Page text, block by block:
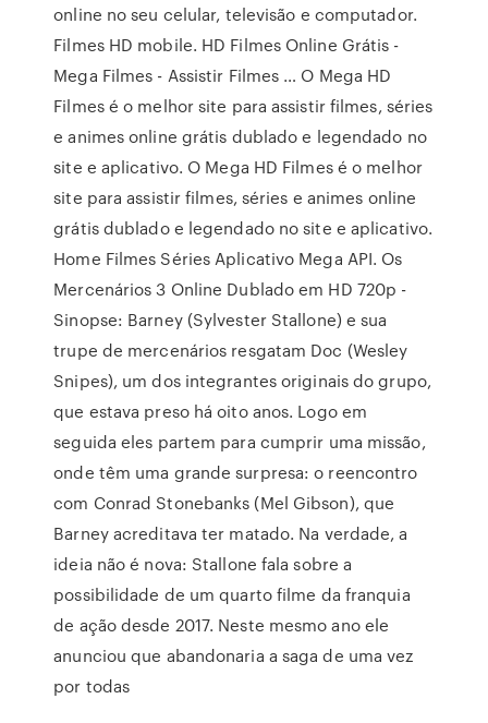
online no seu celular, televisão e computador.
Filmes HD mobile. HD Filmes Online Grátis -
Mega Filmes - Assistir Filmes … O Mega HD
Filmes é o melhor site para assistir filmes, séries
e animes online grátis dublado e legendado no
site e aplicativo. O Mega HD Filmes é o melhor
site para assistir filmes, séries e animes online
grátis dublado e legendado no site e aplicativo.
Home Filmes Séries Aplicativo Mega API. Os
Mercenários 3 Online Dublado em HD 720p -
Sinopse: Barney (Sylvester Stallone) e sua
trupe de mercenários resgatam Doc (Wesley
Snipes), um dos integrantes originais do grupo,
que estava preso há oito anos. Logo em
seguida eles partem para cumprir uma missão,
onde têm uma grande surpresa: o reencontro
com Conrad Stonebanks (Mel Gibson), que
Barney acreditava ter matado. Na verdade, a
ideia não é nova: Stallone fala sobre a
possibilidade de um quarto filme da franquia
de ação desde 2017. Neste mesmo ano ele
anunciou que abandonaria a saga de uma vez
por todas